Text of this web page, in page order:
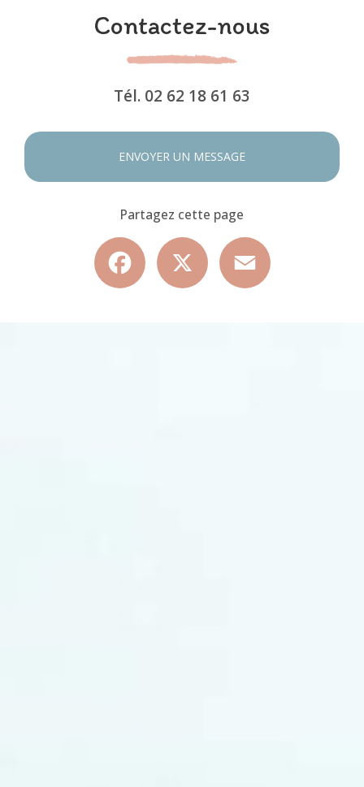
Contactez-nous
Tél. 02 62 18 61 63
ENVOYER UN MESSAGE
Partagez cette page
Facebook